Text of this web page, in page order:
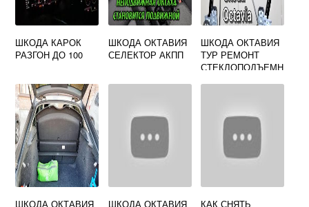
ШКОДА КАРОК
РАЗГОН ДО 100
ШКОДА ОКТАВИЯ
СЕЛЕКТОР АКПП
ШКОДА ОКТАВИЯ
ТУР РЕМОНТ
СТЕКЛОПОДЪЕМН
ШКОДА ОКТАВИЯ
ШКОДА ОКТАВИЯ
КАК СНЯТЬ